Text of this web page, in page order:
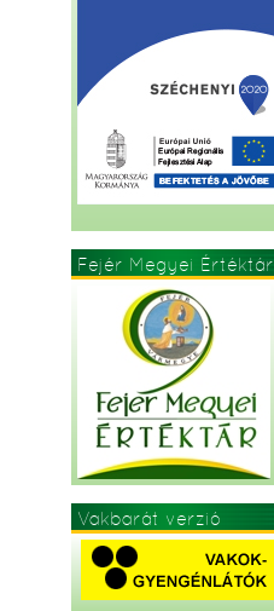
Fejér Megyei Értéktár
Vakbarát verzió